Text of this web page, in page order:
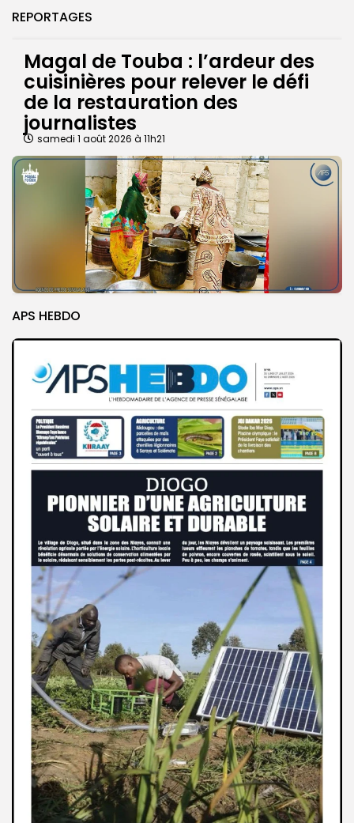
REPORTAGES
Magal de Touba : l’ardeur des
cuisinières pour relever le défi
de la restauration des
journalistes
samedi 1 août 2026 à 11h21
APS HEBDO